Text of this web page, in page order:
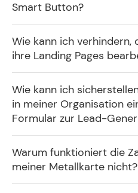
Smart Button?
Wie kann ich verhindern,
ihre Landing Pages
Wie kann ich
in meiner Organisation
Formular zur Lead-
Warum funktioniert die
meiner Metallkarte nicht?